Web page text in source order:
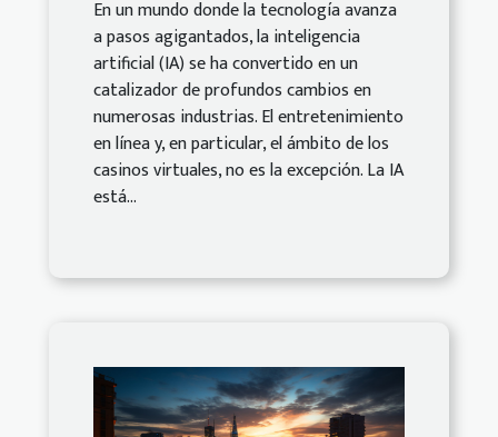
En un mundo donde la tecnología avanza
a pasos agigantados, la inteligencia
artificial (IA) se ha convertido en un
catalizador de profundos cambios en
numerosas industrias. El entretenimiento
en línea y, en particular, el ámbito de los
casinos virtuales, no es la excepción. La IA
está...